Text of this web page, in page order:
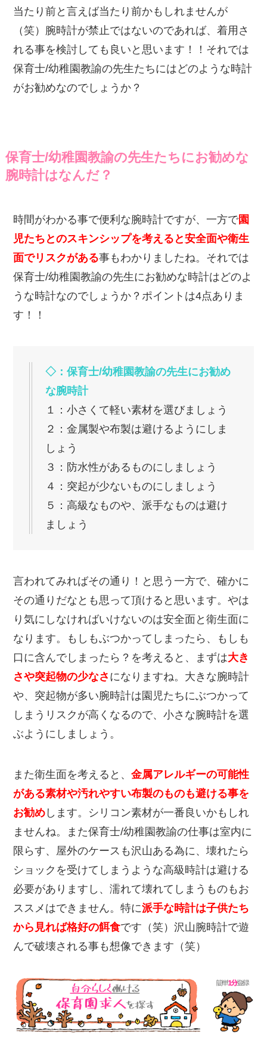
当たり前と言えば当たり前かもしれませんが
（笑）腕時計が禁止ではないのであれば、着用さ
れる事を検討しても良いと思います！！それでは
保育士/幼稚園教諭の先生たちにはどのような時計
がお勧めなのでしょうか？
保育士/幼稚園教諭の先生たちにお勧めな
腕時計はなんだ？
時間がわかる事で便利な腕時計ですが、一方で園
児たちとのスキンシップを考えると安全面や衛生
面でリスクがある事もわかりましたね。それでは
保育士/幼稚園教諭の先生にお勧めな時計はどのよ
うな時計なのでしょうか？ポイントは4点ありま
す！！
◇：保育士/幼稚園教諭の先生にお勧め
な腕時計
１：小さくて軽い素材を選びましょう
２：金属製や布製は避けるようにしま
しょう
３：防水性があるものにしましょう
４：突起が少ないものにしましょう
５：高級なものや、派手なものは避け
ましょう
言われてみればその通り！と思う一方で、確かに
その通りだなとも思って頂けると思います。やは
り気にしなければいけないのは安全面と衛生面に
なります。もしもぶつかってしまったら、もしも
口に含んでしまったら？を考えると、まずは大き
さや突起物の少なさ になりますね。大きな腕時計
や、突起物が多い腕時計は園児たちにぶつかって
しまうリスクが高くなるので、小さな腕時計を選
ぶようにしましょう。
また衛生面を考えると、金属アレルギーの可能性
がある素材や汚れやすい布製のものも避ける事を
お勧め します。シリコン素材が一番良いかもしれ
ませんね。また保育士/幼稚園教諭の仕事は室内に
限らす、屋外のケースも沢山ある為に、壊れたら
ショックを受けてしまうような高級時計は避ける
必要がありますし、濡れて壊れてしまうものもお
ススメはできません。特に派手な時計は子供たち
から見れば格好の餌食です（笑）沢山腕時計で遊
んで破壊される事も想像できます（笑）